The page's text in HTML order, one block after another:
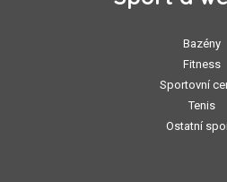
Bazény
Fitness
Sportovní
Tenis
Ostatní